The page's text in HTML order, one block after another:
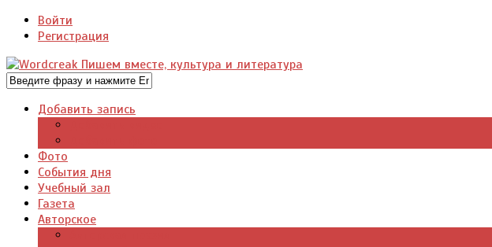
Войти
Регистрация
Добавить запись
Фото
События дня
Учебный зал
Газета
Авторское